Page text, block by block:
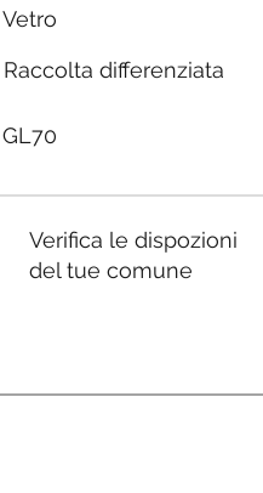
Vetro
Raccolta differenziata
GL70
Verifica le dispozioni
del tue comune